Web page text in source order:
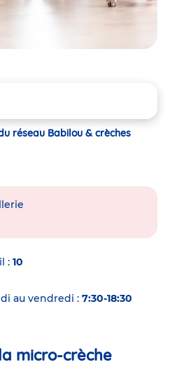
réseau Babilou & crèches
10
au vendredi : 7:30-18:30
micro-crèche